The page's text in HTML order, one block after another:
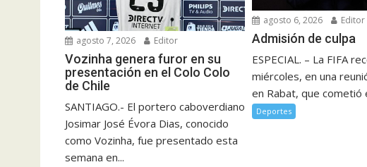
agosto 7, 2026 Editor
Vozinha genera furor en su
presentación en el Colo Colo
de Chile
SANTIAGO.- El portero caboverdiano
Josimar José Évora Dias, conocido
como Vozinha, fue presentado esta
semana en...
agosto 6, 2026 Editor
Admisión de culpa
ESPECIAL. – La FIFA
miércoles, en una
en Rabat, que cometió
Deportes